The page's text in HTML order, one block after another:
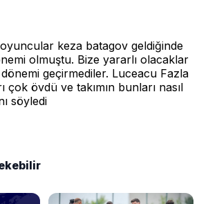
keza batagov geldiğinde
olmuştu. Bize yararlı olacaklar
geçirmediler. Luceacu Fazla
övdü ve takımın bunları nasıl
söyledi